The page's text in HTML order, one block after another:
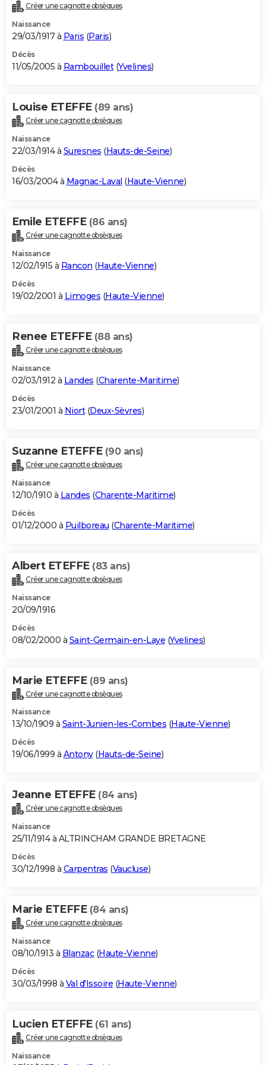
Créer une cagnotte obsèques
Naissance
29/03/1917 à Paris (Paris)
Décès
11/05/2005 à Rambouillet(Yvelines)
Louise ETEFFE (89 ans)
Créer une cagnotte obsèques
Naissance
22/03/1914 à Suresnes (Hauts-de-Seine)
Décès
16/03/2004 à Magnac-Laval (Haute-Vienne)
Emile ETEFFE (86 ans)
Créer une cagnotte obsèques
Naissance
12/02/1915 à Rancon (Haute-Vienne)
Décès
19/02/2001 à Limoges (Haute-Vienne)
Renee ETEFFE (88 ans)
Créer une cagnotte obsèques
Naissance
02/03/1912 à Landes (Charente-Maritime)
Décès
23/01/2001 à Niort(Deux-Sèvres)
Suzanne ETEFFE (90 ans)
Créer une cagnotte obsèques
Naissance
12/10/1910 à Landes (Charente-Maritime)
Décès
01/12/2000 à Puilboreau (Charente-Maritime)
Albert ETEFFE (83 ans)
Créer une cagnotte obsèques
Naissance
20/09/1916
Décès
08/02/2000 à Saint-Germain-en-Laye (Yvelines)
Marie ETEFFE (89 ans)
Créer une cagnotte obsèques
Naissance
13/10/1909 à Saint-Junien-les-Combes (Haute-Vienne)
Décès
19/06/1999 à Antony(Hauts-de-Seine)
Jeanne ETEFFE (84 ans)
Créer une cagnotte obsèques
Naissance
25/11/1914 à ALTRINCHAM GRANDE BRETAGNE
Décès
30/12/1998 à Carpentras (Vaucluse)
Marie ETEFFE (84 ans)
Créer une cagnotte obsèques
Naissance
08/10/1913 à Blanzac(Haute-Vienne)
Décès
30/03/1998 à Val d'Issoire (Haute-Vienne)
Lucien ETEFFE (61 ans)
Créer une cagnotte obsèques
Naissance